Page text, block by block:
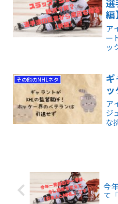
編】
ア
ー
ッ
が
プ
その他のNHLネタ
ア
ジ
な
今
て